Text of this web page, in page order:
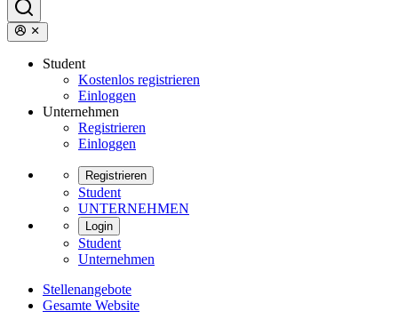
Student
Kostenlos registrieren
Einloggen
Unternehmen
Registrieren
Einloggen
Registrieren
Student
UNTERNEHMEN
Login
Student
Unternehmen
Stellenangebote
Gesamte Website